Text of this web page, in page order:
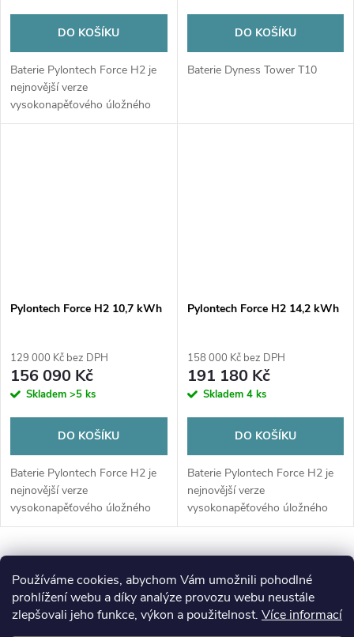
Používáme cookies, abychom Vám umožnili pohodlné
prohlížení webu a díky analýze provozu webu neustále
zlepšovali jeho funkce, výkon a použitelnost. Více informací
DO KOŠÍKU
Baterie Pylontech Force H2 je
nejnovější verze
vysokonapěťového úložného
systému. Nově navržený
DO KOŠÍKU
Baterie Dyness Tower T10
Pylontech Force H2 10,7 kWh
129 000 Kč bez DPH
156 090 Kč
Skladem >5 ks
DO KOŠÍKU
Baterie Pylontech Force H2 je
nejnovější verze
vysokonapěťového úložného
systému. Nově navržený
propojení bateriových panelů,
které instalátorům ušetří...
Pylontech Force H2 14,2 kWh
158 000 Kč bez DPH
191 180 Kč
Skladem 4 ks
DO KOŠÍKU
Baterie Pylontech Force H2 je
nejnovější verze
vysokonapěťového úložného
systému. Nově navržený
propojení bateriových panelů,
které instalátorům ušetří...
O
v